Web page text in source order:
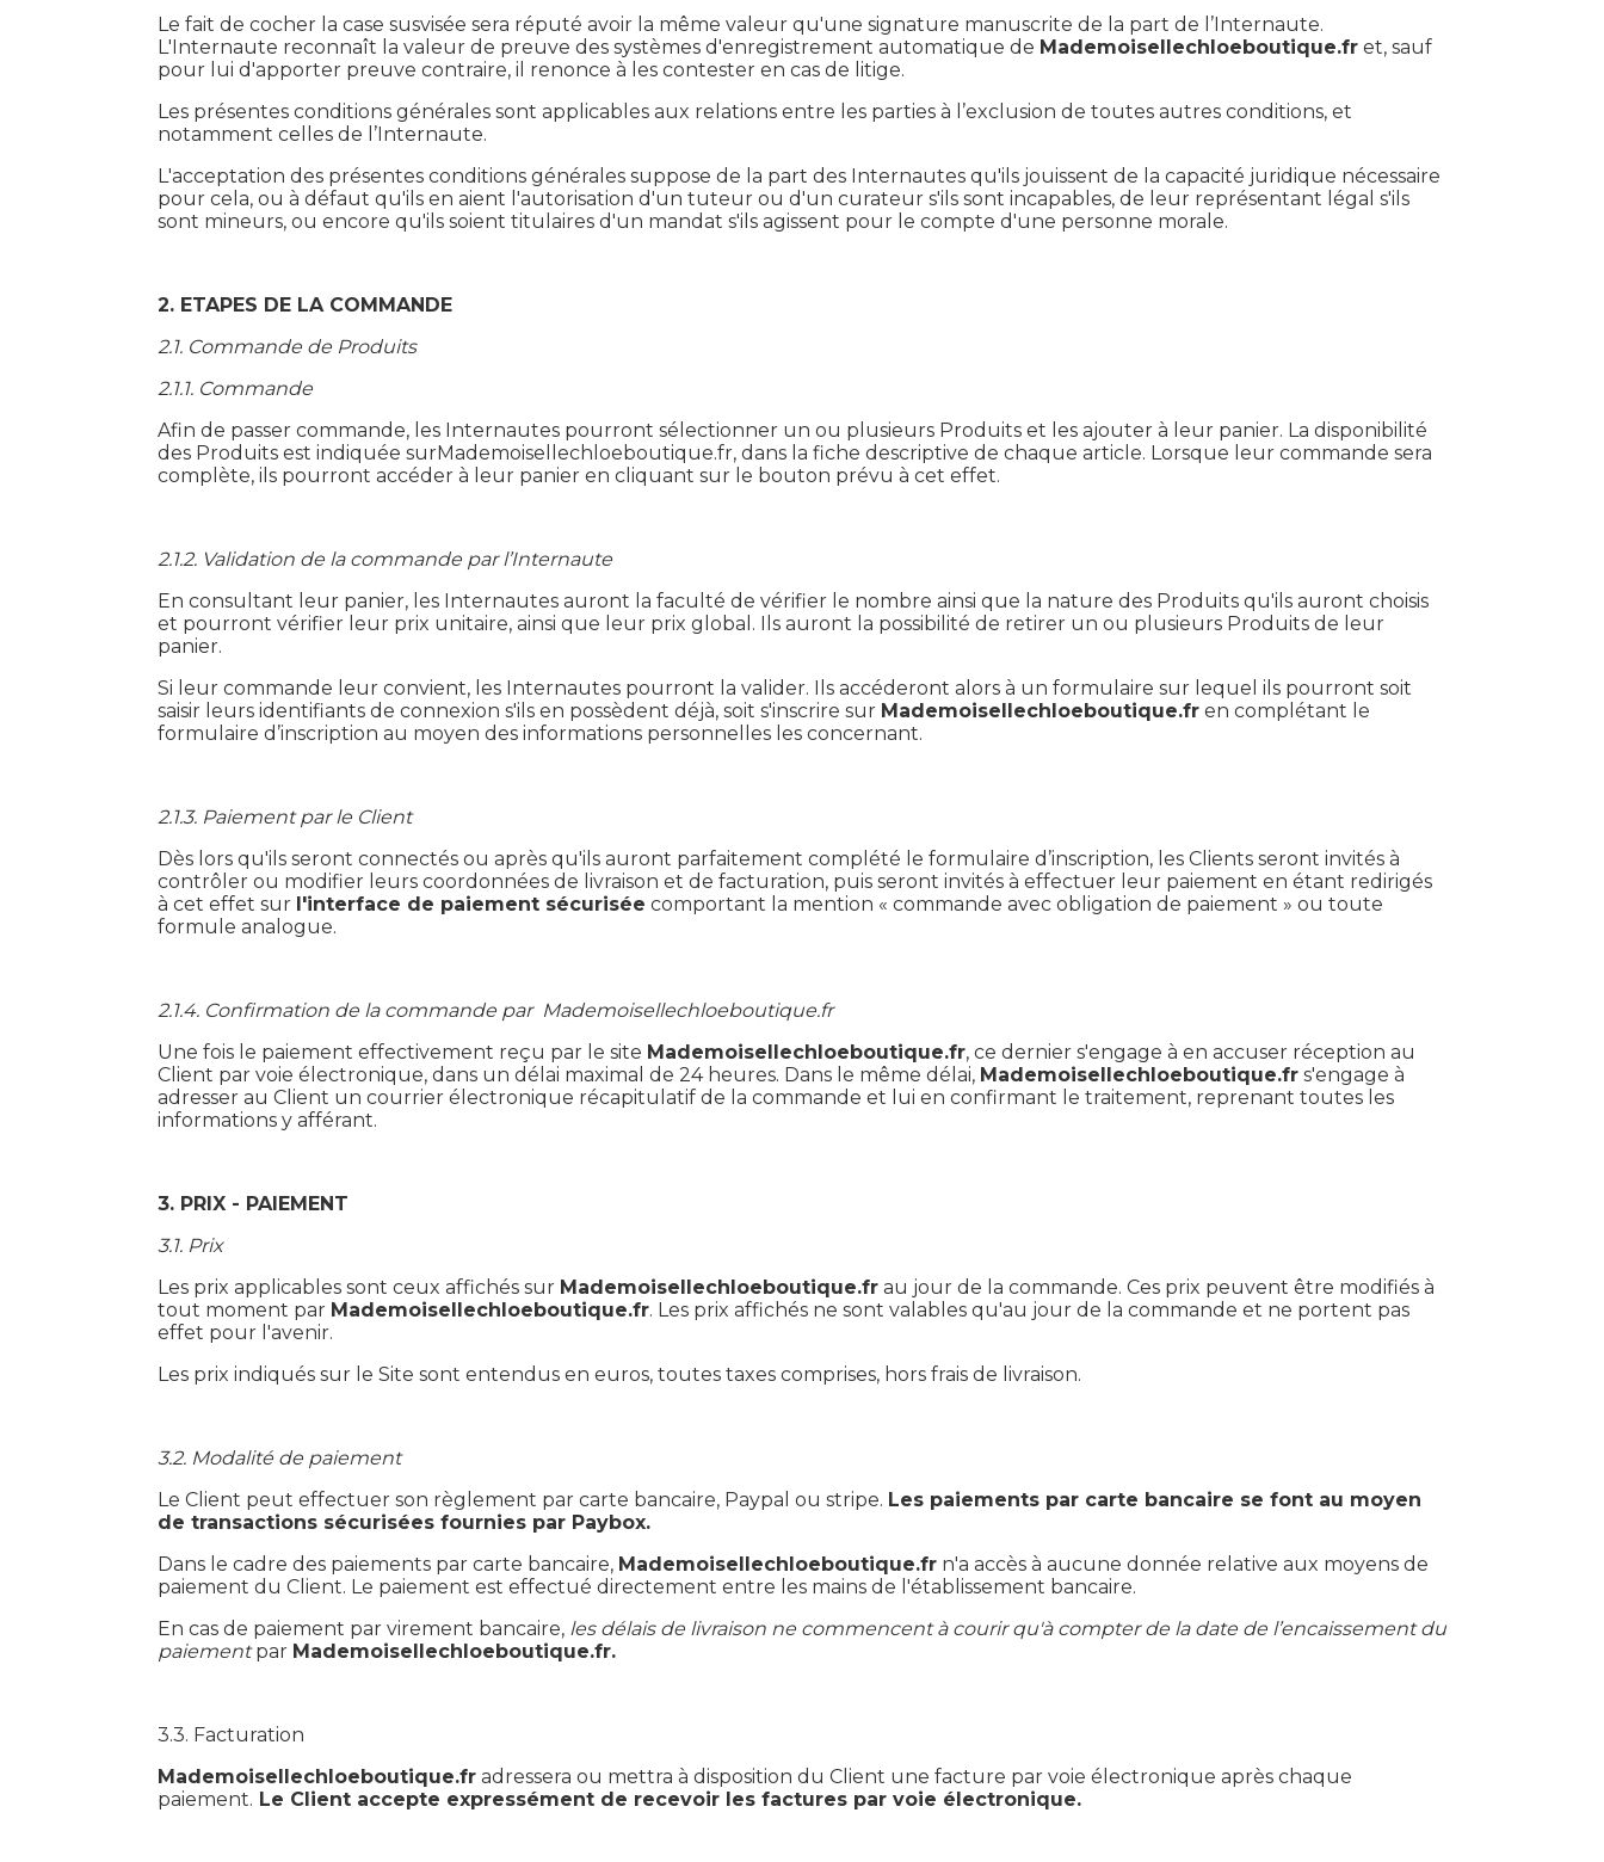
Le fait de cocher la case susvisée sera réputé avoir la même valeur qu'une signature manuscrite de la part de l’Internaute.
L'Internaute reconnaît la valeur de preuve des systèmes d'enregistrement automatique de Mademoisellechloeboutique.fr et, sauf
pour lui d'apporter preuve contraire, il renonce à les contester en cas de litige.
Les présentes conditions générales sont applicables aux relations entre les parties à l’exclusion de toutes autres conditions, et
notamment celles de l’Internaute.
L'acceptation des présentes conditions générales suppose de la part des Internautes qu'ils jouissent de la capacité juridique nécessaire
pour cela, ou à défaut qu'ils en aient l'autorisation d'un tuteur ou d'un curateur s'ils sont incapables, de leur représentant légal s'ils
sont mineurs, ou encore qu'ils soient titulaires d'un mandat s'ils agissent pour le compte d'une personne morale.
2. ETAPES DE LA COMMANDE
2.1. Commande de Produits
2.1.1. Commande
Afin de passer commande, les Internautes pourront sélectionner un ou plusieurs Produits et les ajouter à leur panier. La disponibilité
des Produits est indiquée surMademoisellechloeboutique.fr, dans la fiche descriptive de chaque article. Lorsque leur commande sera
complète, ils pourront accéder à leur panier en cliquant sur le bouton prévu à cet effet.
2.1.2. Validation de la commande par l’Internaute
En consultant leur panier, les Internautes auront la faculté de vérifier le nombre ainsi que la nature des Produits qu'ils auront choisis
et pourront vérifier leur prix unitaire, ainsi que leur prix global. Ils auront la possibilité de retirer un ou plusieurs Produits de leur
panier.
Si leur commande leur convient, les Internautes pourront la valider. Ils accéderont alors à un formulaire sur lequel ils pourront soit
saisir leurs identifiants de connexion s'ils en possèdent déjà, soit s'inscrire sur Mademoisellechloeboutique.fr en complétant le
formulaire d’inscription au moyen des informations personnelles les concernant.
2.1.3. Paiement par le Client
Dès lors qu'ils seront connectés ou après qu'ils auront parfaitement complété le formulaire d’inscription, les Clients seront invités à
contrôler ou modifier leurs coordonnées de livraison et de facturation, puis seront invités à effectuer leur paiement en étant redirigés
à cet effet sur l'interface de paiement sécurisée comportant la mention « commande avec obligation de paiement » ou toute
formule analogue.
2.1.4. Confirmation de la commande par Mademoisellechloeboutique.fr
Une fois le paiement effectivement reçu par le site Mademoisellechloeboutique.fr, ce dernier s'engage à en accuser réception au
Client par voie électronique, dans un délai maximal de 24 heures. Dans le même délai, Mademoisellechloeboutique.fr s'engage à
adresser au Client un courrier électronique récapitulatif de la commande et lui en confirmant le traitement, reprenant toutes les
informations y afférant.
3. PRIX - PAIEMENT
3.1. Prix
Les prix applicables sont ceux affichés sur Mademoisellechloeboutique.fr au jour de la commande. Ces prix peuvent être modifiés à
tout moment par Mademoisellechloeboutique.fr. Les prix affichés ne sont valables qu'au jour de la commande et ne portent pas
effet pour l'avenir.
Les prix indiqués sur le Site sont entendus en euros, toutes taxes comprises, hors frais de livraison.
3.2. Modalité de paiement
Le Client peut effectuer son règlement par carte bancaire, Paypal ou stripe. Les paiements par carte bancaire se font au moyen
de transactions sécurisées fournies par Paybox.
Dans le cadre des paiements par carte bancaire, Mademoisellechloeboutique.fr n'a accès à aucune donnée relative aux moyens de
paiement du Client. Le paiement est effectué directement entre les mains de l'établissement bancaire.
En cas de paiement par virement bancaire, les délais de livraison ne commencent à courir qu'à compter de la date de l’encaissement du
paiementpar Mademoisellechloeboutique.fr.
3.3. Facturation
Mademoisellechloeboutique.fr adressera ou mettra à disposition du Client une facture par voie électronique après chaque
paiement. Le Client accepte expressément de recevoir les factures par voie électronique.